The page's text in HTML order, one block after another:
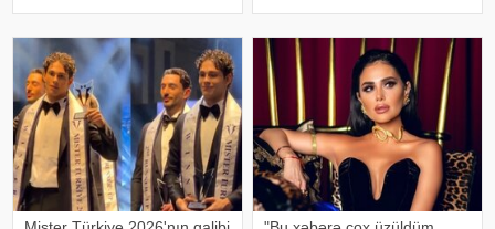
E.Seyidcahan bildirib ki, həmin
layihəd